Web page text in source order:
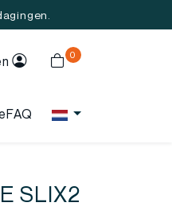
0
FAQ
SLIX2